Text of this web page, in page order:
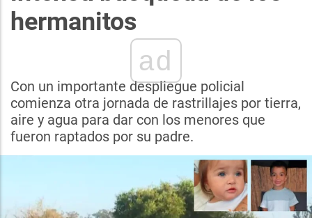
hermanitos
ad
Con un importante despliegue policial
comienza otra jornada de rastrillajes por tierra,
aire y agua para dar con los menores que
fueron raptados por su padre.